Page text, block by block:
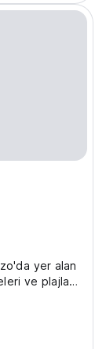
yer alan
ve plajları
language)